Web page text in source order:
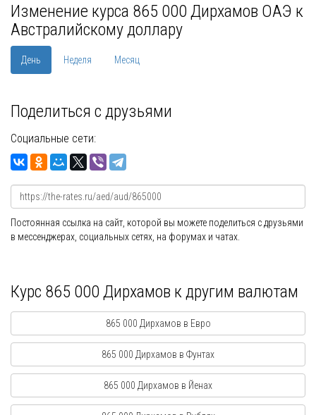
Изменение курса 865 000 Дирхамов ОАЭ к
Австралийскому доллару
День Неделя Месяц
Поделиться с друзьями
Социальные сети:
Постоянная ссылка на сайт, которой вы можете поделиться с друзьями
в мессенджерах, социальных сетях, на форумах и чатах.
Курс 865 000 Дирхамов к другим валютам
865 000 Дирхамов в Евро
865 000 Дирхамов в Фунтах
865 000 Дирхамов в Йенах